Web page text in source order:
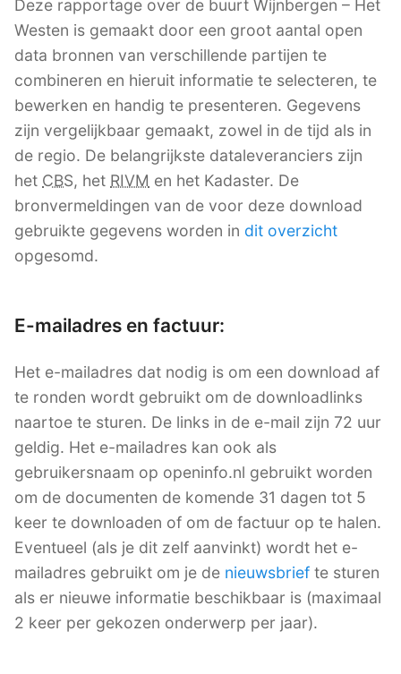
Deze rapportage over de buurt Wijnbergen – Het
Westen is gemaakt door een groot aantal open
data bronnen van verschillende partijen te
combineren en hieruit informatie te selecteren, te
bewerken en handig te presenteren. Gegevens
zijn vergelijkbaar gemaakt, zowel in de tijd als in
de regio. De belangrijkste dataleveranciers zijn
het CBS, het RIVM en het Kadaster. De
bronvermeldingen van de voor deze download
gebruikte gegevens worden in dit overzicht
opgesomd.
E-mailadres en factuur:
Het e-mailadres dat nodig is om een download af
te ronden wordt gebruikt om de downloadlinks
naartoe te sturen. De links in de e-mail zijn 72 uur
geldig. Het e-mailadres kan ook als
gebruikersnaam op openinfo.nl gebruikt worden
om de documenten de komende 31 dagen tot 5
keer te downloaden of om de factuur op te halen.
Eventueel (als je dit zelf aanvinkt) wordt het e-
mailadres gebruikt om je de nieuwsbrief te sturen
als er nieuwe informatie beschikbaar is (maximaal
2 keer per gekozen onderwerp per jaar).